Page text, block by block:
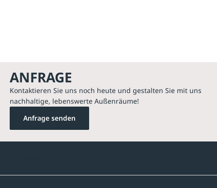
ANFRAGE
Kontaktieren Sie uns noch heute und gestalten Sie mit uns
nachhaltige, lebenswerte Außenräume!
Anfrage senden